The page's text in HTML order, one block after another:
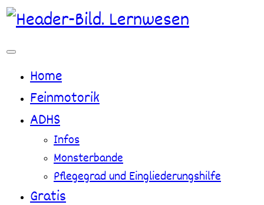
Zum
Inhalt
Home
Feinmotorik
ADHS
Infos
Monsterbande
Pflegegrad und Eingliederungshilfe
Gratis